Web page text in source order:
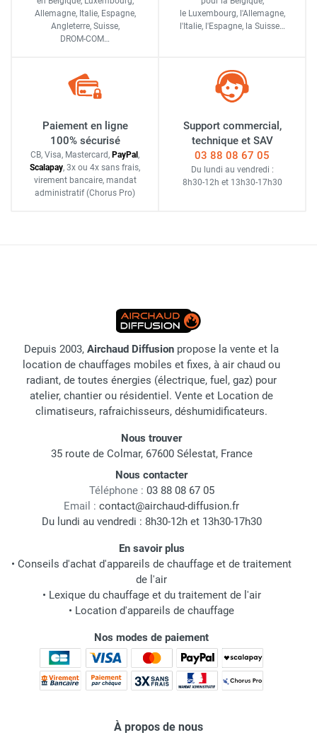
Allemagne, Italie, Espagne,
Angleterre, Suisse,
DROM-COM…
le Luxembourg, l'Allemagne,
l'Italie, l'Espagne, la Suisse…
Paiement en ligne
100% sécurisé
CB, Visa, Mastercard, PayPal ,
Scalapay, 3x ou 4x sans frais,
virement bancaire, mandat
administratif (Chorus Pro)
Support commercial,
technique et SAV
03 88 08 67 05
Du lundi au vendredi :
8h30-12h et 13h30-17h30
Depuis 2003, Airchaud Diffusion propose la vente et la
location de chauffages mobiles et fixes, à air chaud ou
radiant, de toutes énergies (électrique, fuel, gaz) pour
atelier, chantier ou résidentiel. Vente et Location de
climatiseurs, rafraichisseurs, déshumidificateurs.
Nous trouver
35 route de Colmar, 67600 Sélestat, France
Nous contacter
Téléphone : 03 88 08 67 05
Email : contact@airchaud-diffusion.fr
Du lundi au vendredi : 8h30-12h et 13h30-17h30
En savoir plus
• Conseils d'achat d'appareils de chauffage et de traitement
de l'air
• Lexique du chauffage et du traitement de l'air
• Location d'appareils de chauffage
Nos modes de paiement
À propos de nous